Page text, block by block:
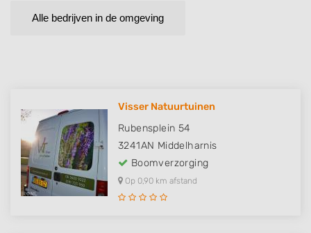
Alle bedrijven in de omgeving
Visser Natuurtuinen
Rubensplein 54
3241AN Middelharnis
Boomverzorging
Op 0,90 km afstand